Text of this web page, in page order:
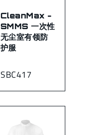
SBC417
CleanMax -
SMMS 一次性
无尘室有领防
护服